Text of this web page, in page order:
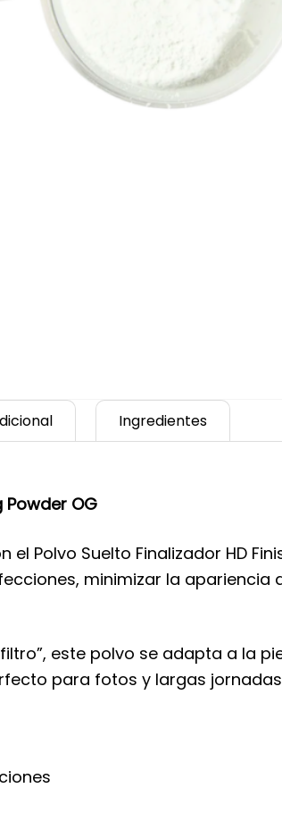
Ingredientes
Powder OG
Polvo Suelto Finalizador HD
minimizar la
este polvo se adapta a la
para fotos y largas